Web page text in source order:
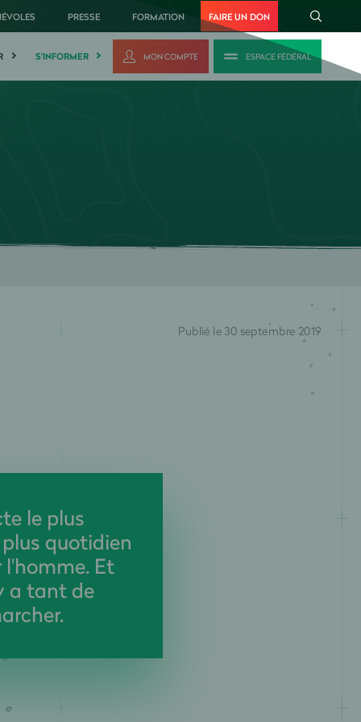
PRESSE FORMATION FAIRE UN DON
S'INFORMER MON COMPTE ESPACE FÉDÉRAL
le plus
quotidien
Et
a tant de
Publié le 30 septembre 2019